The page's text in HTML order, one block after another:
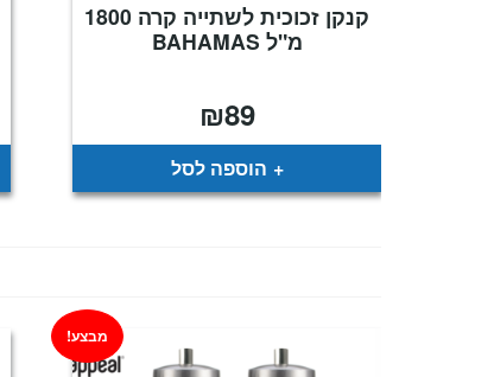
קנקן זכוכית לשתייה קרה 1800
מ"ל BAHAMAS
₪89
הוספה לסל
מבצע!